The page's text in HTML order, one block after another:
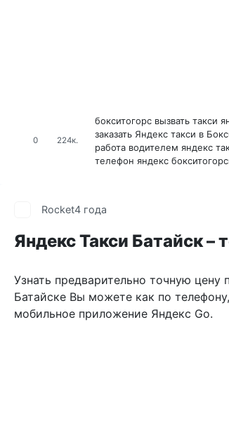
0 224к.
бокситогорс вызвать такси
заказать Яндекс такси в
работа водителем яндекс
телефон яндекс
Rocket4 года
Яндекс Такси Батайск –
Узнать предварительно точную цену
Батайске Вы можете как по
мобильное приложение Яндекс Go.